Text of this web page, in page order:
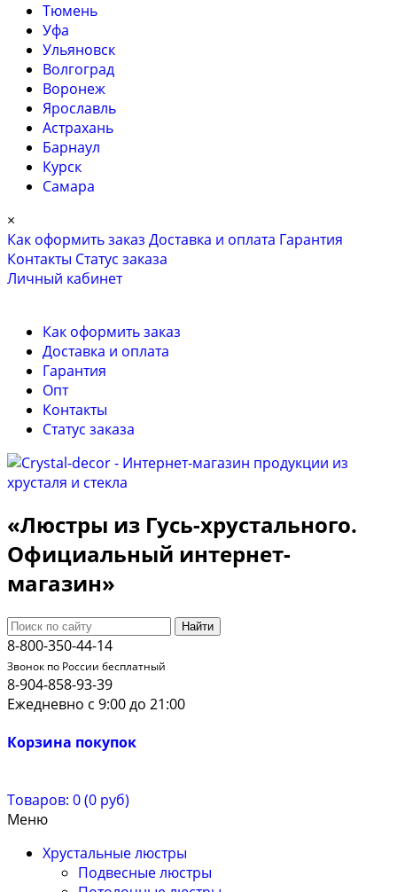
Тюмень
Уфа
Ульяновск
Волгоград
Воронеж
Ярославль
Астрахань
Барнаул
Курск
Самара
×
Как оформить заказ Доставка и оплата Гарантия
Контакты Cтатус заказа
Личный кабинет
Как оформить заказ
Доставка и оплата
Гарантия
Опт
Контакты
Cтатус заказа
«Люстры из Гусь-хрустального.
Официальный интернет-
магазин»
Найти
8-800-350-44-14
Звонок по России бесплатный
8-904-858-93-39
Ежедневно с 9:00 до 21:00
Корзина покупок
Товаров: 0 (0 руб)
Меню
Хрустальные люстры
Подвесные люстры